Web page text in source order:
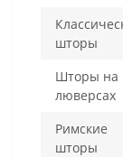
шторы
Шторы на
люверсах
Римские
шторы